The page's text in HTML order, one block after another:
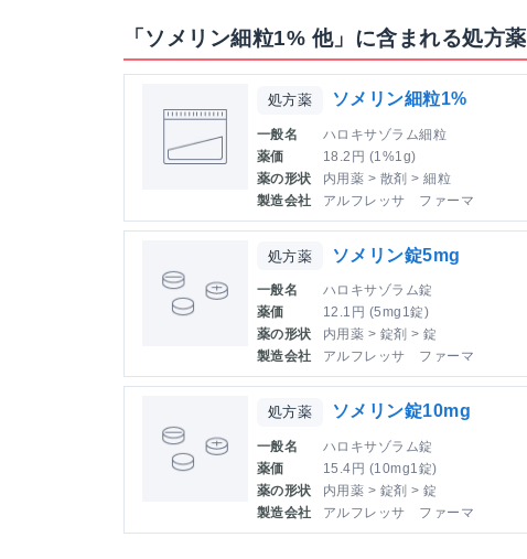
「ソメリン細粒1% 他」に含まれる処方薬
処方薬 ソメリン細粒1%
一般名
ハロキサゾラム細粒
薬価
18.2円 (1%1g)
薬の形状
内用薬 > 散剤 > 細粒
製造会社
アルフレッサ ファーマ
処方薬 ソメリン錠5mg
一般名
ハロキサゾラム錠
薬価
12.1円 (5mg1錠)
薬の形状
内用薬 > 錠剤 > 錠
製造会社
アルフレッサ ファーマ
処方薬 ソメリン錠10mg
一般名
ハロキサゾラム錠
薬価
15.4円 (10mg1錠)
薬の形状
内用薬 > 錠剤 > 錠
製造会社
アルフレッサ ファーマ